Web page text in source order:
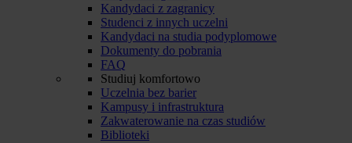
Kandydaci z zagranicy
Studenci z innych uczelni
Kandydaci na studia podyplomowe
Dokumenty do pobrania
FAQ
Studiuj komfortowo
Uczelnia bez barier
Kampusy i infrastruktura
Zakwaterowanie na czas studiów
Biblioteki